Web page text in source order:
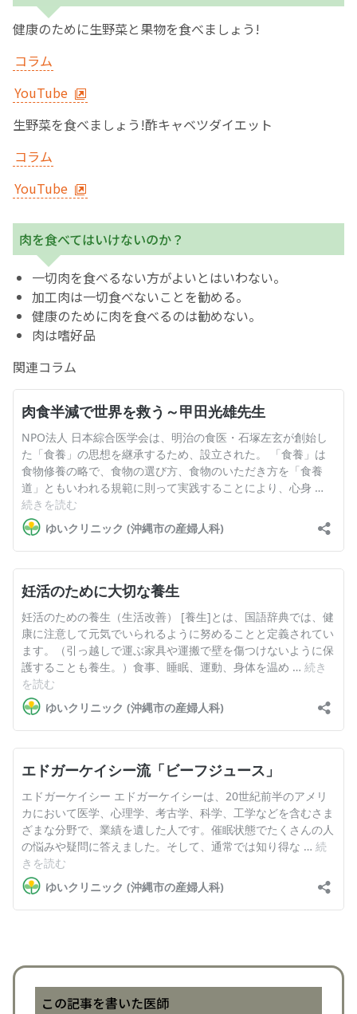
健康のために生野菜と果物を食べましょう!
コラム
YouTube
生野菜を食べましょう!酢キャベツダイエット
コラム
YouTube
肉を食べてはいけないのか？
一切肉を食べるない方がよいとはいわない。
加工肉は一切食べないことを勧める。
健康のために肉を食べるのは勧めない。
肉は嗜好品
関連コラム
この記事を書いた医師